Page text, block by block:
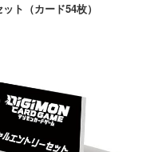
ト（カード54枚）